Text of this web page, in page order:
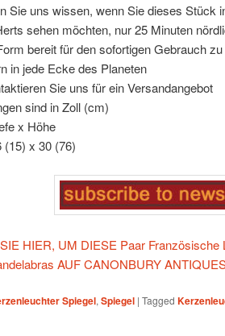
Sie uns wissen, wenn Sie dieses Stück
sehen möchten, nur 25 Minuten
bereit für den sofortigen Gebrauch
in jede Ecke des Planeten
Sie uns für ein Versandangebot
sind in Zoll (cm)
x Höhe
(15) x 30 (76)
HIER, UM DIESE Paar Französische
AUF CANONBURY
Spiegel, Spiegel | Tagged